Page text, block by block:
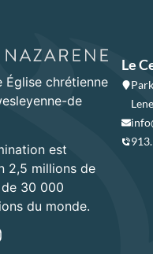
Église chrétienne
de
est
2,5 millions de
30 000
du monde.
Le